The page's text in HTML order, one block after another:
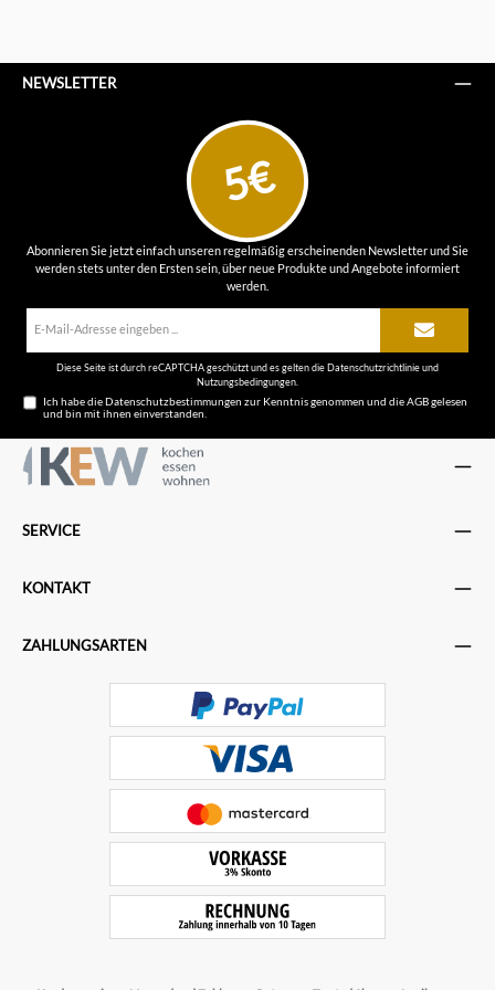
NEWSLETTER
5€
Abonnieren Sie jetzt einfach unseren regelmäßig erscheinenden Newsletter und Sie
werden stets unter den Ersten sein, über neue Produkte und Angebote informiert
werden.
Diese Seite ist durch reCAPTCHA geschützt und es gelten dieDatenschutzrichtlinieund
Nutzungsbedingungen
Ich habe dieDatenschutzbestimmungen zur Kenntnis genommen und dieAGBgelesen
und bin mit ihnen einverstanden.
SERVICE
KONTAKT
ZAHLUNGSARTEN